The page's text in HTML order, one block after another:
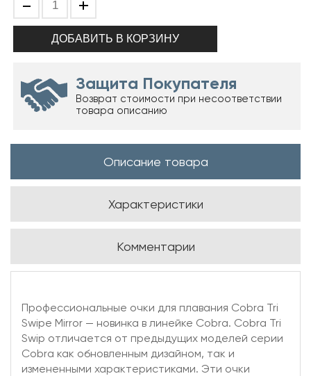
- +
Защита Покупателя
Возврат стоимости при несоответствии
товара описанию
Описание товара
Характеристики
Комментарии
Профессиональные очки для плавания Cobra Tri
Swipe Mirror — новинка в линейке Cobra. Cobra Tri
Swip отличается от предыдущих моделей серии
Cobra как обновленным дизайном, так и
измененными характеристиками. Эти очки